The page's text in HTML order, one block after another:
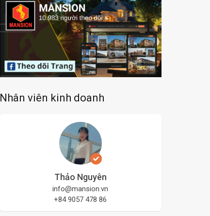
Nhân viên kinh doanh
Thảo Nguyên
info@mansion.vn
+84 9057 478 86